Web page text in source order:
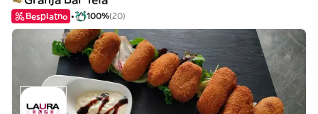
Besplatno 100%(20)